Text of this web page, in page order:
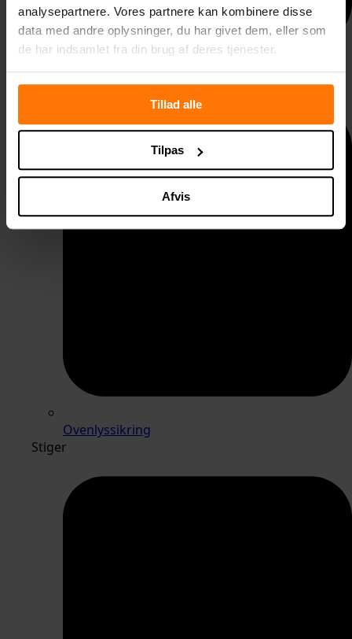
analysepartnere. Vores partnere kan kombinere disse
data med andre oplysninger, du har givet dem, eller som
de har indsamlet fra din brug af deres tjenester.
Tillad alle
Tilpas
Afvis
Taggelænder
Ovenlyssikring
Stiger